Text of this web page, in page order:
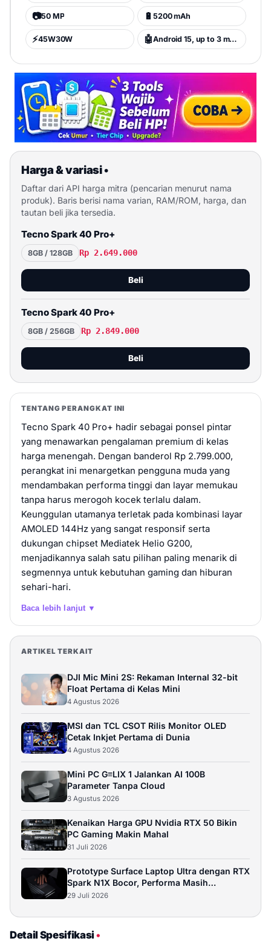
📷50 MP 🔋 5200 mAh
⚡45W30W 🤖 Android 15, up to 3 major Android upgrades, HIOS 15
Harga & variasi•
Daftar dari API harga mitra (pencarian menurut nama
produk). Baris berisi nama varian, RAM/ROM, harga, dan
tautan beli jika tersedia.
Tecno Spark 40 Pro+
8GB / 128GB Rp 2.649.000
Beli
Tecno Spark 40 Pro+
8GB / 256GB Rp 2.849.000
Beli
TENTANG PERANGKAT INI
Tecno Spark 40 Pro+ hadir sebagai ponsel pintar
yang menawarkan pengalaman premium di kelas
harga menengah. Dengan banderol Rp 2.799.000,
perangkat ini menargetkan pengguna muda yang
mendambakan performa tinggi dan layar memukau
tanpa harus merogoh kocek terlalu dalam.
Keunggulan utamanya terletak pada kombinasi layar
AMOLED 144Hz yang sangat responsif serta
dukungan chipset Mediatek Helio G200,
menjadikannya salah satu pilihan paling menarik di
segmennya untuk kebutuhan gaming dan hiburan
sehari-hari.
Baca lebih lanjut ▼
ARTIKEL TERKAIT
DJI Mic Mini 2S: Rekaman Internal 32-bit
Float Pertama di Kelas Mini
4 Agustus 2026
MSI dan TCL CSOT Rilis Monitor OLED
Cetak Inkjet Pertama di Dunia
4 Agustus 2026
Mini PC G≡LIX 1 Jalankan AI 100B
Parameter Tanpa Cloud
3 Agustus 2026
Kenaikan Harga GPU Nvidia RTX 50 Bikin
PC Gaming Makin Mahal
31 Juli 2026
Prototype Surface Laptop Ultra dengan RTX
Spark N1X Bocor, Performa Masih
Bermasalah
29 Juli 2026
Detail Spesifikasi•